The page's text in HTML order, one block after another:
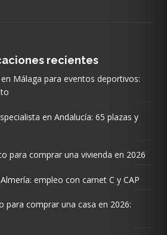
recientes
Málaga para eventos deportivos:
en Andalucía: 65 plazas y
para comprar una vivienda en 2026
empleo con carnet C y CAP
para comprar una casa en 2026: